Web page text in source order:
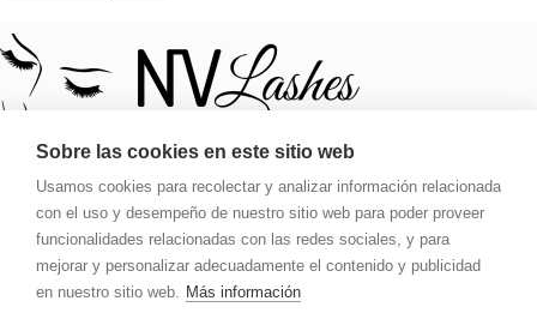
Tu destino para una mirada deslumbrante. Pestañas, tinte,
pegamento, extensiones y ajustes de cejas.
Carrer de Galileu 134, Local 1, 08028, Barcelona
Teléfono: 613 181 401
Sobre las cookies en este sitio web
Usamos cookies para recolectar y analizar información relacionada
con el uso y desempeño de nuestro sitio web para poder proveer
funcionalidades relacionadas con las redes sociales, y para
mejorar y personalizar adecuadamente el contenido y publicidad
en nuestro sitio web. Más información